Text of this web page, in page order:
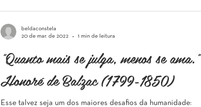
"Quanto mais se julga, menos se ama."
Honoré de Balzac (1799-1850)
Esse talvez seja um dos maiores desafios da humanidade:
beldaconstela
20 de mar. de 2022
1 min de leitura